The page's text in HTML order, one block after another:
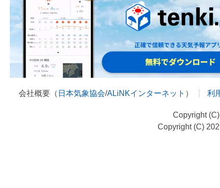
会社概要（ 日本気象協会/ALiNKインターネット ） 利
Copyright
Copyright (C)